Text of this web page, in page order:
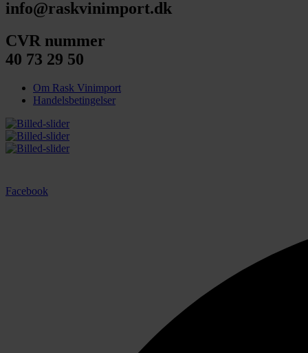
info@raskvinimport.dk
CVR nummer
40 73 29 50
Om Rask Vinimport
Handelsbetingelser
Facebook